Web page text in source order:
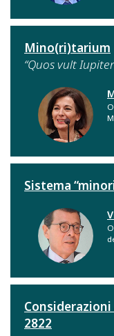
Mino(ri)tarium
“Quos vult
Sistema
2822